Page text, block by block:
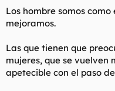
Los hombre somos como
mejoramos.
Las que tienen que
mujeres, que se vuelven
apetecible con el paso